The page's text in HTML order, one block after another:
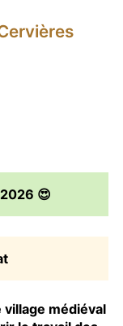
😍
médiéval